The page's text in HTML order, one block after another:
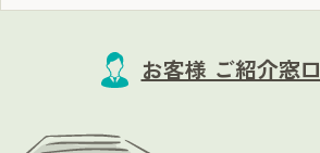
お客様 ご紹介窓口